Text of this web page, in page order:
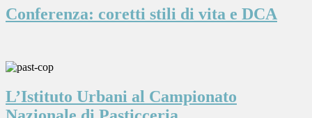
Conferenza: coretti stili di vita e DCA
L’Istituto Urbani al Campionato